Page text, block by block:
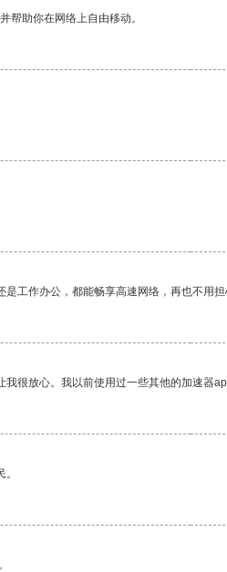
帮助你在网络上自由移动。
工作办公，都能畅享高速网络，再也不用担
很放心。我以前使用过一些其他的加速器